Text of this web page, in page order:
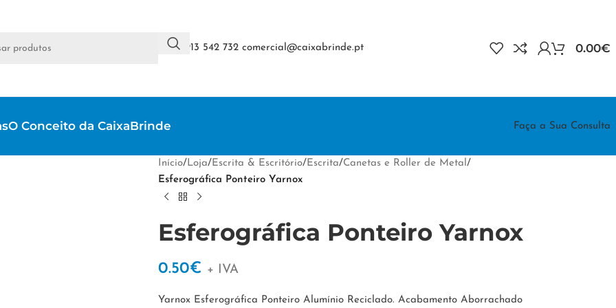
+351 913 542 732 comercial@caixabrinde.pt 0.00€
O Conceito da CaixaBrinde Faça a Sua Consulta
Início/Loja/Escrita & Escritório/Escrita/Canetas e Roller de Metal/
Esferográfica Ponteiro Yarnox
Esferográfica Ponteiro Yarnox
0.50€ + IVA
Yarnox Esferográfica Ponteiro Alumínio Reciclado. Acabamento Aborrachado